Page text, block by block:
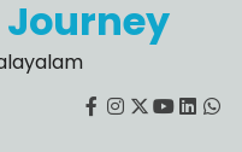
Journey
facebook
instagram
twitter
youtube